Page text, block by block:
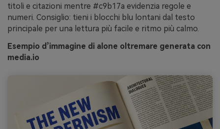
titoli e citazioni mentre #c9b17a evidenzia regole e
numeri. Consiglio: tieni i blocchi blu lontani dal testo
principale per una lettura più facile e ritmo più calmo.
Esempio d’immagine di alone oltremare generata con
media.io